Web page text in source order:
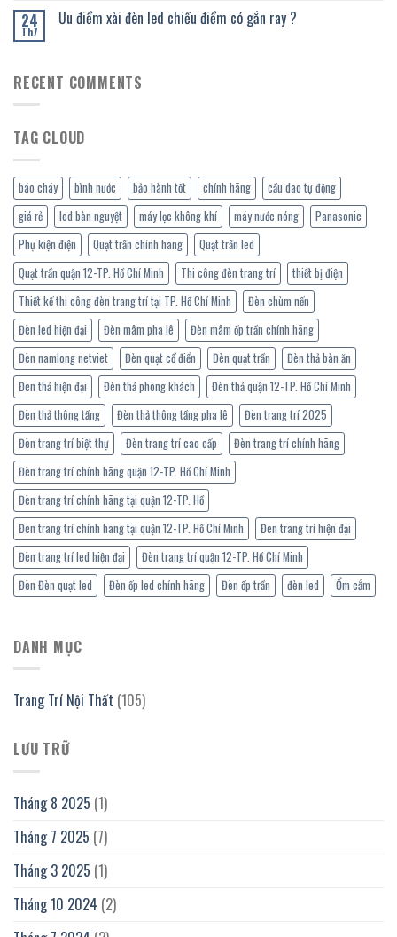
24
Th7
Ưu điểm xài đèn led chiếu điểm có gắn ray ?
RECENT COMMENTS
TAG CLOUD
báo cháy bình nước bảo hành tốt chính hãng
cầu dao tự động
giá rẻ
led bàn nguyệt máy lọc không khí máy nước nóng
Panasonic
Phụ kiện điện
Quạt trần chính hãng
Quạt trần led
Quạt trần quận 12-TP. Hồ Chí Minh
Thi công đèn trang trí
thiết bị điện
Thiết kế thi công đèn trang trí tại TP. Hồ Chí Minh
Đèn chùm nến
Đèn led hiện đại
Đèn mâm pha lê
Đèn mâm ốp trần chính hãng
Đèn namlong netviet
Đèn quạt cổ điển Đèn quạt trần
Đèn thả bàn ăn
Đèn thả hiện đại
Đèn thả phòng khách
Đèn thả quận 12-TP. Hồ Chí Minh
Đèn thả thông tầng
Đèn thả thông tầng pha lê
Đèn trang trí 2025
Đèn trang trí biệt thự
Đèn trang trí cao cấp
Đèn trang trí chính hãng
Đèn trang trí chính hãng quận 12-TP. Hồ Chí Minh
Đèn trang trí chính hãng tại quận 12-TP. Hồ
Đèn trang trí chính hãng tại quận 12-TP. Hồ Chí Minh
Đèn trang trí hiện đại
Đèn trang trí led hiện đại
Đèn trang trí quận 12-TP. Hồ Chí Minh
Đèn Đèn quạt led
Đèn ốp led chính hãng Đèn ốp trần đèn led Ổm cắm
DANH MỤC
Trang Trí Nội Thất (105)
LƯU TRỮ
Tháng 8 2025 (1)
Tháng 7 2025 (7)
Tháng 3 2025 (1)
Tháng 10 2024 (2)